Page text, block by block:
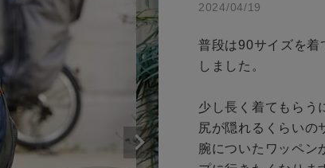
条件絞り込み検索
カテゴリから探す
スタイリングから探す
ブランドから探す
WEB限定アイテムを探す
履き比べ可能商品から探す
商品タイプ
通常商品
セール価格
2024/04/19
普段は90サイズを着
しました。
少し長く着てもらう
尻が隠れるくらいの
腕についたワッペン